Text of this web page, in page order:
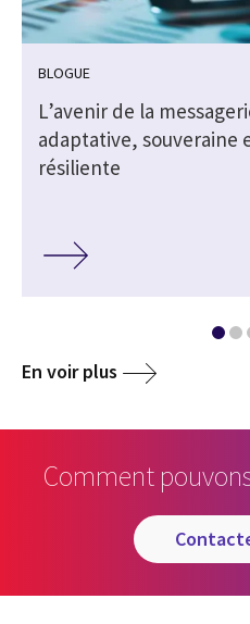
BLOGUE
L’avenir de la
adaptative,
résiliente
En voir plus
Comment